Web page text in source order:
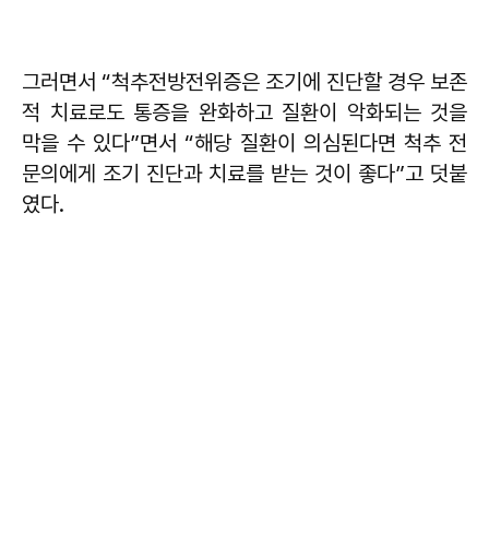
그러면서 “척추전방전위증은 조기에 진단할 경우 보존
적 치료로도 통증을 완화하고 질환이 악화되는 것을
막을 수 있다”면서 “해당 질환이 의심된다면 척추 전
문의에게 조기 진단과 치료를 받는 것이 좋다”고 덧붙
였다.